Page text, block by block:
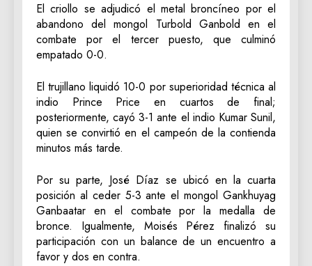
El criollo se adjudicó el metal broncíneo por el
abandono del mongol Turbold Ganbold en el
combate por el tercer puesto, que culminó
empatado 0-0.
El trujillano liquidó 10-0 por superioridad técnica al
indio Prince Price en cuartos de final;
posteriormente, cayó 3-1 ante el indio Kumar Sunil,
quien se convirtió en el campeón de la contienda
minutos más tarde.
Por su parte, José Díaz se ubicó en la cuarta
posición al ceder 5-3 ante el mongol Gankhuyag
Ganbaatar en el combate por la medalla de
bronce. Igualmente, Moisés Pérez finalizó su
participación con un balance de un encuentro a
favor y dos en contra.